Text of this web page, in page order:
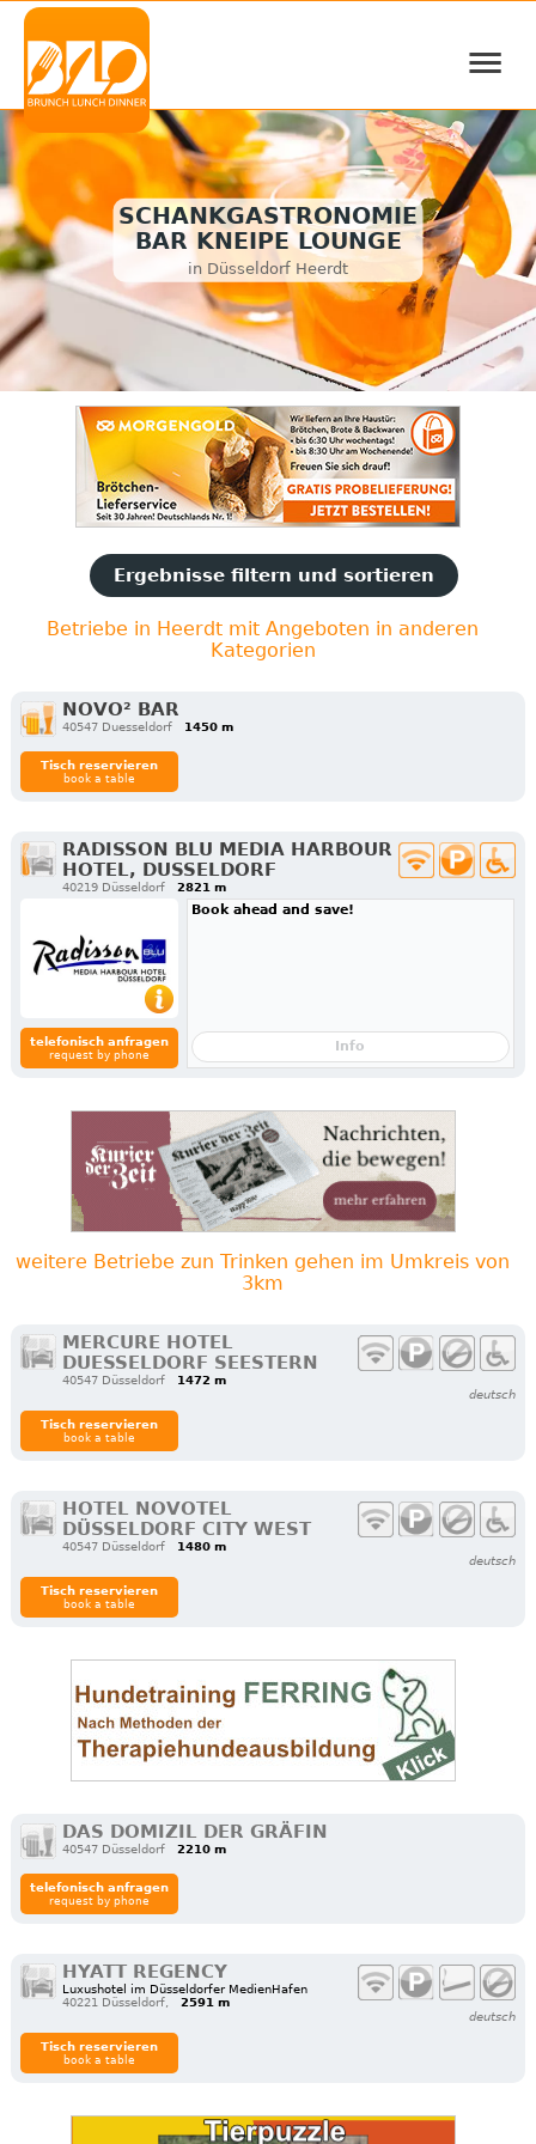
≡
SCHANKGASTRONOMIE
BAR KNEIPE LOUNGE
in Düsseldorf Heerdt
Ergebnisse filtern und sortieren
Betriebe in Heerdt mit Angeboten in anderen
Kategorien
NOVO² BAR
40547 Duesseldorf 1450 m
Tisch reservieren
book a table
RADISSON BLU MEDIA HARBOUR
HOTEL, DUSSELDORF
40219 Düsseldorf 2821 m
telefonisch anfragen
request by phone
Book ahead and save!
Info
weitere Betriebe zun Trinken gehen im Umkreis von
3km
MERCURE HOTEL
DUESSELDORF SEESTERN
40547 Düsseldorf
1472 m
deutsch
Tisch reservieren
book a table
HOTEL NOVOTEL
DÜSSELDORF CITY WEST
40547 Düsseldorf
1480 m
deutsch
Tisch reservieren
book a table
DAS DOMIZIL DER GRÄFIN
40547 Düsseldorf 2210 m
telefonisch anfragen
request by phone
HYATT REGENCY
Luxushotel im Düsseldorfer MedienHafen
40221 Düsseldorf,
2591 m
deutsch
Tisch reservieren
book a table